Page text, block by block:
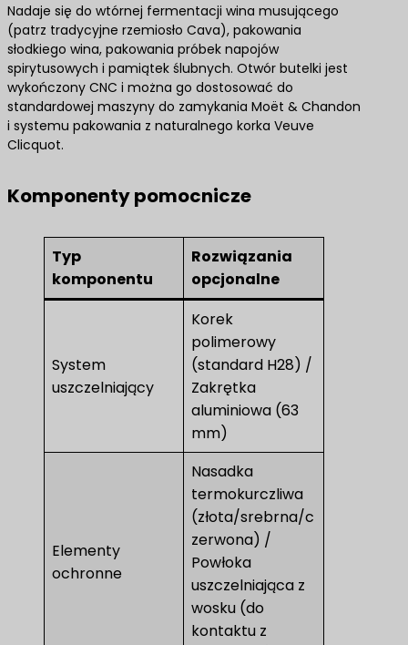
Nadaje się do wtórnej fermentacji wina musującego
(patrz tradycyjne rzemiosło Cava), pakowania
słodkiego wina, pakowania próbek napojów
spirytusowych i pamiątek ślubnych. Otwór butelki jest
wykończony CNC i można go dostosować do
standardowej maszyny do zamykania Moët & Chandon
i systemu pakowania z naturalnego korka Veuve
Clicquot.
Komponenty pomocnicze
Typ
komponentu
Rozwiązania
opcjonalne
System
uszczelniający
Korek
polimerowy
(standard H28) /
Zakrętka
aluminiowa (63
mm)
Elementy
ochronne
Nasadka
termokurczliwa
(złota/srebrna/c
zerwona) /
Powłoka
uszczelniająca z
wosku (do
kontaktu z